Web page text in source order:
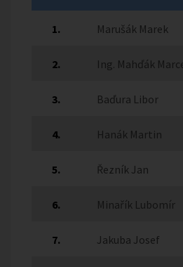
1. Marušák Marek
2. Ing. Mahďák
3. Baďura Libor
4. Hanák Martin
5. Řezník Jan
6. Minařík Lubomír
7. Jakuba Josef